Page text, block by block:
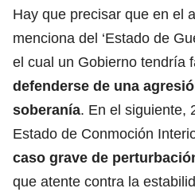
Hay que precisar que en el
menciona del ‘Estado de
el cual un Gobierno tendría
defenderse de una
soberanía. En el siguiente,
Estado de Conmoción
caso grave de
que atente contra la